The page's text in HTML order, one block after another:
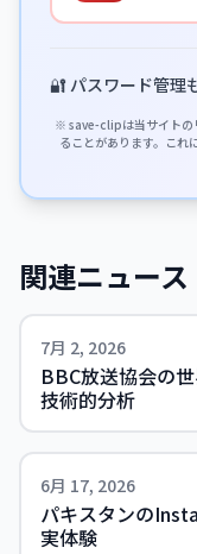
🔐 パスワード管理
※ save-clipは当サイトの
ることがあります。これ
関連ニュース
7月 2, 2026
BBC放送協会の
技術的分析
6月 17, 2026
パキスタンの
実体験